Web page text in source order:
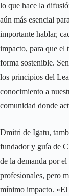
lo que hace la
aún más esencial
importante hablar,
impacto, para que el
forma sostenible.
los principios del
conocimiento a
comunidad donde
Dmitri de Igatu,
fundador y guía de
de la demanda por
profesionales, pero
mínimo impacto. «El